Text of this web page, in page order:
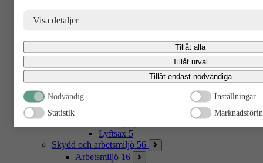
radering, gällande eventuella personuppgifter som de brottsbekämpande
godkänna statistik och marknadsförings-cookies nedan bekräftar du att du
Visa detaljer
Tillåt alla
Tillåt urval
Tillåt endast nödvändiga
Nödvändig
Inställningar
Statistik
Släpkärror
Minigrävare 6
Hjullastare 1
Lift
Lyftsax 5
Skydd och arbetsmiljö 56
Arbetsmiljö 16